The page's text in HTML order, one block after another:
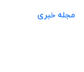
مجله خبری